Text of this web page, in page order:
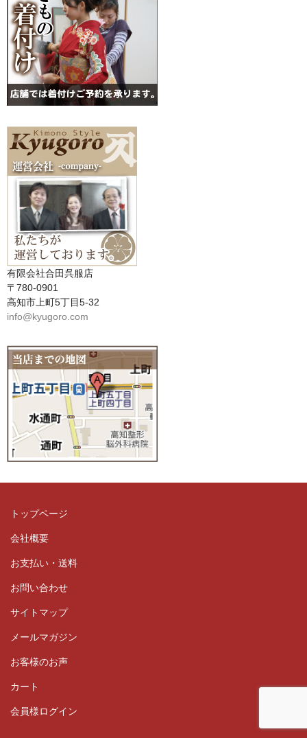
有限会社合田呉服店
〒780-0901
高知市上町5丁目5-32
info@kyugoro.com
トップページ
会社概要
お支払い・送料
お問い合わせ
サイトマップ
メールマガジン
お客様のお声
カート
会員様ログイン